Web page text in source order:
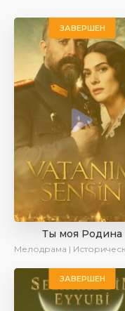
ЗАВЕРШЕН
Ты моя Родина
ЗАВЕРШЕН